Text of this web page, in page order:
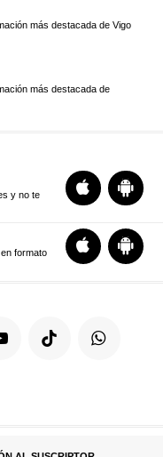
más destacada de Vigo
más destacada de
y no te
formato